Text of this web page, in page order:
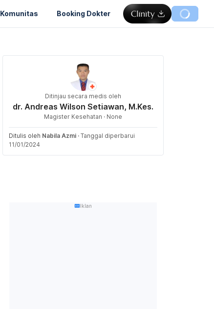
Komunitas Booking Dokter
Ditinjau secara medis oleh
dr. Andreas Wilson Setiawan, M.Kes.
Magister Kesehatan · None
Ditulis oleh Nabila Azmi · Tanggal diperbarui
11/01/2024
Iklan